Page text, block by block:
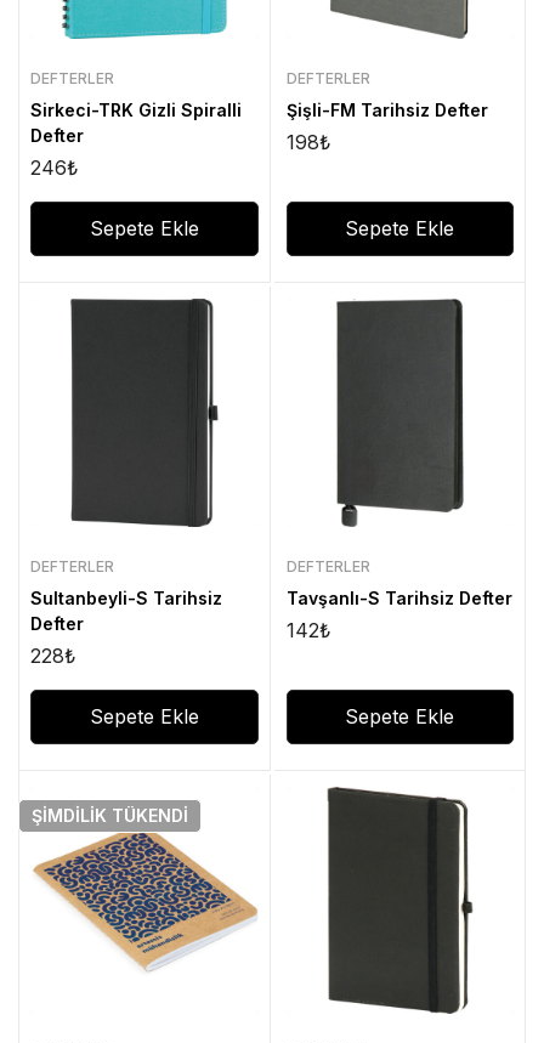
DEFTERLER
Sirkeci-TRK Gizli Spiralli
Defter
246₺
Sepete Ekle
DEFTERLER
Şişli-FM Tarihsiz Defter
198₺
Sepete Ekle
DEFTERLER
Sultanbeyli-S Tarihsiz
Defter
228₺
Sepete Ekle
DEFTERLER
Tavşanlı-S Tarihsiz Defter
142₺
Sepete Ekle
ŞIMDILIK TÜKENDI